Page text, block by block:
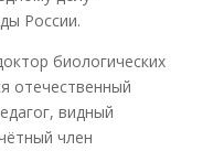
России.
биологических
отечественный
видный
член